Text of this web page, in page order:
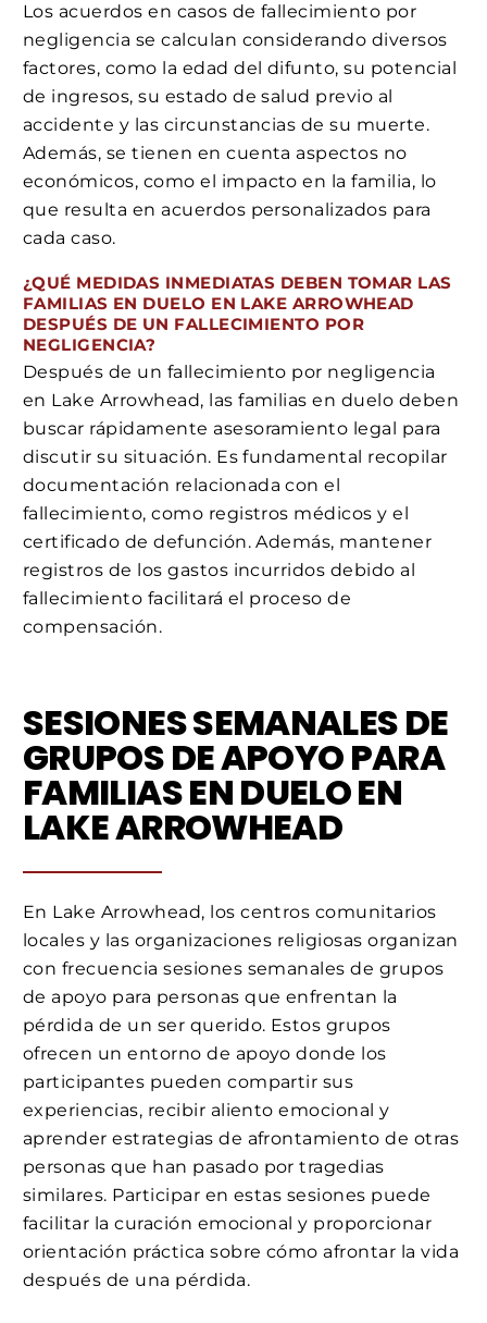
Los acuerdos en casos de fallecimiento por
negligencia se calculan considerando diversos
factores, como la edad del difunto, su potencial
de ingresos, su estado de salud previo al
accidente y las circunstancias de su muerte.
Además, se tienen en cuenta aspectos no
económicos, como el impacto en la familia, lo
que resulta en acuerdos personalizados para
cada caso.
¿QUÉ MEDIDAS INMEDIATAS DEBEN TOMAR LAS
FAMILIAS EN DUELO EN LAKE ARROWHEAD
DESPUÉS DE UN FALLECIMIENTO POR
NEGLIGENCIA?
Después de un fallecimiento por negligencia
en Lake Arrowhead, las familias en duelo deben
buscar rápidamente asesoramiento legal para
discutir su situación. Es fundamental recopilar
documentación relacionada con el
fallecimiento, como registros médicos y el
certificado de defunción. Además, mantener
registros de los gastos incurridos debido al
fallecimiento facilitará el proceso de
compensación.
SESIONES SEMANALES DE
GRUPOS DE APOYO PARA
FAMILIAS EN DUELO EN
LAKE ARROWHEAD
En Lake Arrowhead, los centros comunitarios
locales y las organizaciones religiosas organizan
con frecuencia sesiones semanales de grupos
de apoyo para personas que enfrentan la
pérdida de un ser querido. Estos grupos
ofrecen un entorno de apoyo donde los
participantes pueden compartir sus
experiencias, recibir aliento emocional y
aprender estrategias de afrontamiento de otras
personas que han pasado por tragedias
similares. Participar en estas sesiones puede
facilitar la curación emocional y proporcionar
orientación práctica sobre cómo afrontar la vida
después de una pérdida.